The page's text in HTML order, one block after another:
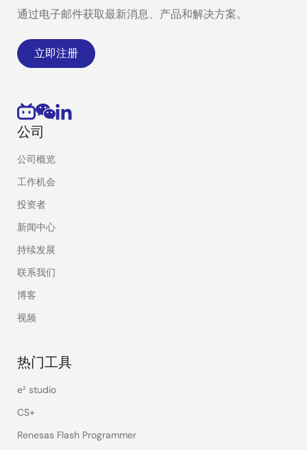
通过电子邮件获取最新消息、产品和解决方案。
立即注册
公司
公司概览
工作机会
投资者
新闻中心
持续发展
联系我们
博客
视频
热门工具
e² studio
CS+
Renesas Flash Programmer